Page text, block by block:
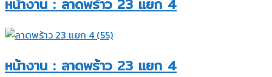
หน้างาน : ลาดพร้าว 23 แยก 4​
หน้างาน : ลาดพร้าว 23 แยก 4​